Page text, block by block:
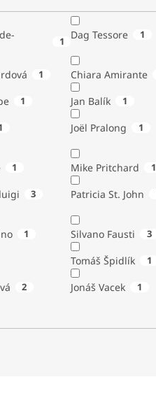
1 Dag Tessore 1
1 Chiara Amirante
1 Jan Balík 1
Joël Pralong 1
1 Mike Pritchard 1
3 Patricia St. John
1 Silvano Fausti 3
Tomáš Špidlík 1
2 Jonáš Vacek 1